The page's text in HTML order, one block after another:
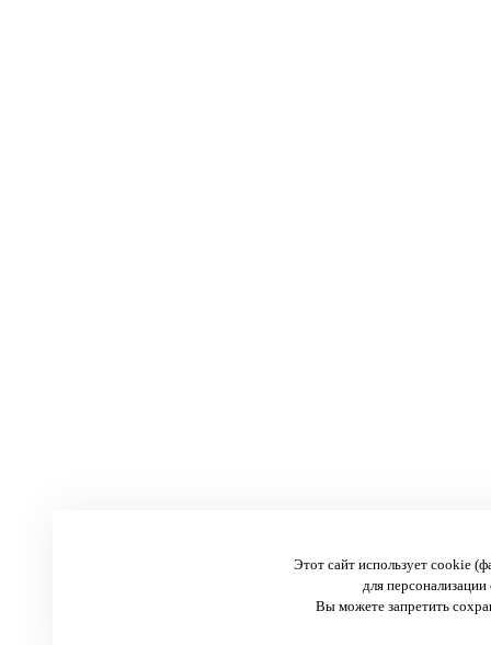
Этот сайт использует cookie
для персонализации
Вы можете запретить